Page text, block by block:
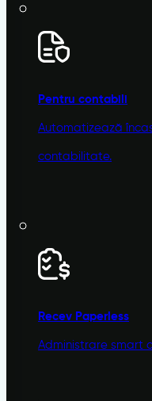
Pentru contabili
Automatizează
contabilitate.
Recev Paperless
Administrare smart